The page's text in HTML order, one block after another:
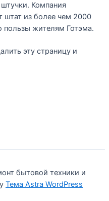
Компания
штат из более чем 2000
пользы жителям Готэма.
эту страницу и
бытовой техники и
Тема Astra WordPress